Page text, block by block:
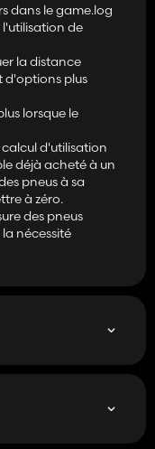
dans le game.log
l'utilisation de
la distance
d'options plus
lorsque le
d'utilisation
déjà acheté à un
pneus à sa
à zéro.
des pneus
nécessité